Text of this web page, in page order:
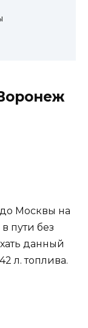
Москвы на
пути без
данный
л. топлива.